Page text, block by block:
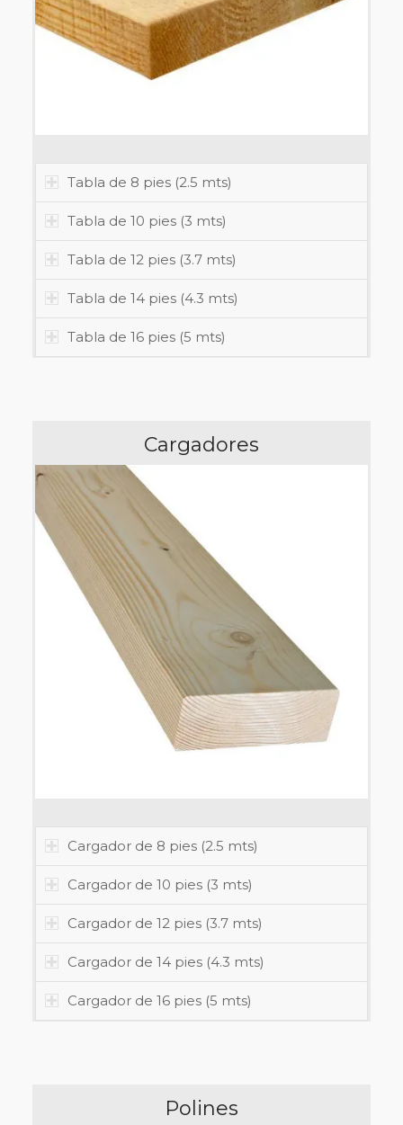
Tabla de 8 pies (2.5 mts)
Tabla de 10 pies (3 mts)
Tabla de 12 pies (3.7 mts)
Tabla de 14 pies (4.3 mts)
Tabla de 16 pies (5 mts)
Cargadores
Cargador de 8 pies (2.5 mts)
Cargador de 10 pies (3 mts)
Cargador de 12 pies (3.7 mts)
Cargador de 14 pies (4.3 mts)
Cargador de 16 pies (5 mts)
Polines